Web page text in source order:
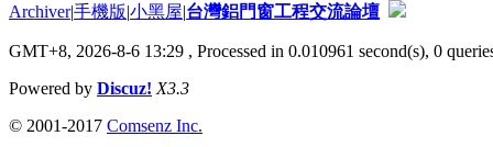
Archiver|手機版|小黑屋|台灣鋁門窗工程交流論壇
GMT+8, 2026-8-6 13:29 , Processed in 0.010961 second(s), 0
Powered by Discuz! X3.3
© 2001-2017 Comsenz Inc.